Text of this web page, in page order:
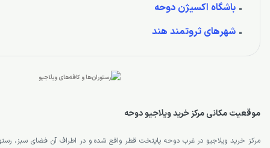
باشگاه اکسیژن دوحه
شهرهای ثروتمند هند
موقعیت مکانی مرکز خرید ویلاجیو دوحه
مرکز خرید ویلاجیو در غرب دوحه پایتخت قطر واقع شده و در اطراف آن فضای سبز،